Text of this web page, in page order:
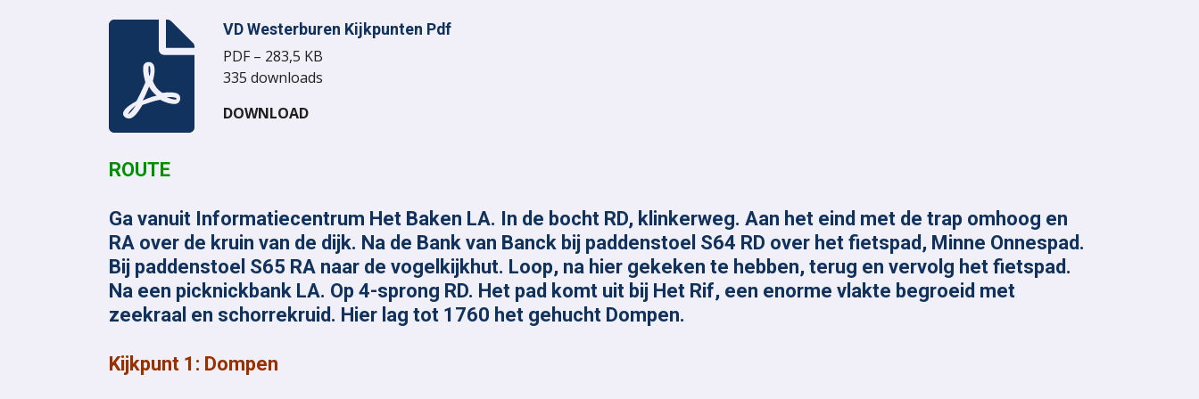
VD Westerburen Kijkpunten Pdf
PDF – 283,5 KB
335 downloads
DOWNLOAD
ROUTE
Ga vanuit Informatiecentrum Het Baken LA. In de bocht RD, klinkerweg. Aan het eind met de trap omhoog en
RA over de kruin van de dijk. Na de Bank van Banck bij paddenstoel S64 RD over het fietspad, Minne Onnespad.
Bij paddenstoel S65 RA naar de vogelkijkhut. Loop, na hier gekeken te hebben, terug en vervolg het fietspad.
Na een picknickbank LA. Op 4-sprong RD. Het pad komt uit bij Het Rif, een enorme vlakte begroeid met
zeekraal en schorrekruid. Hier lag tot 1760 het gehucht Dompen.
Kijkpunt 1: Dompen